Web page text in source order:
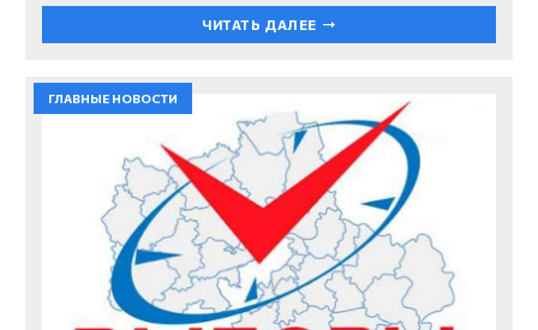
ЧИТАТЬ ДАЛЕЕ
ГЛАВНЫЕ НОВОСТИ